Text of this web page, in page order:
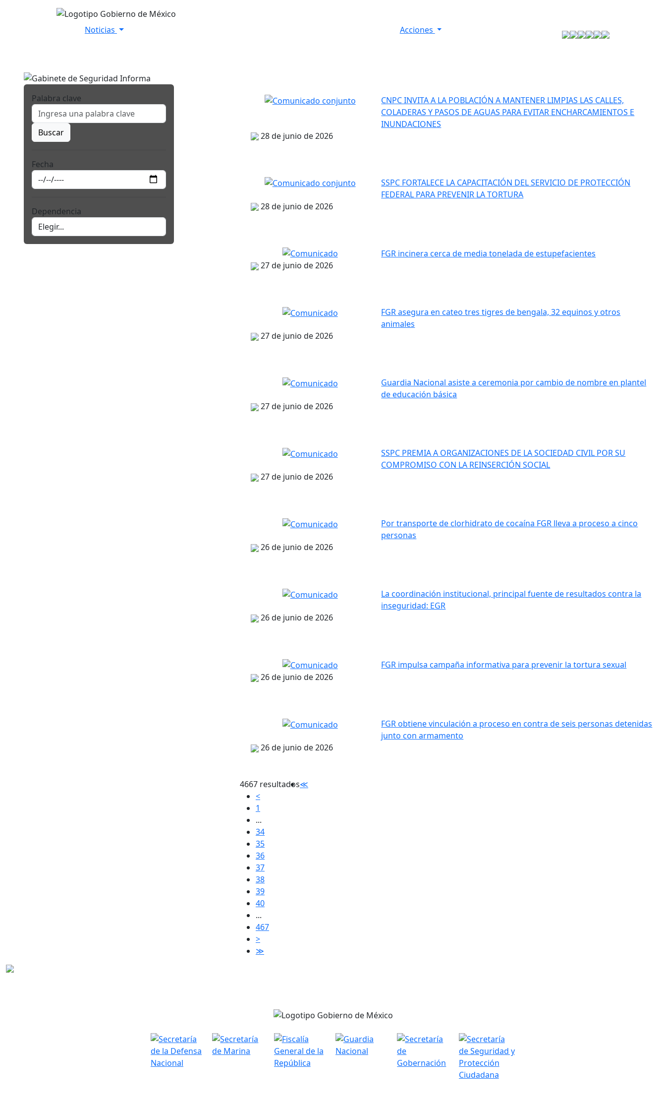
Noticias Acciones
Palabra clave
Buscar
Fecha
Dependencia
CNPC INVITA A LA POBLACIÓN A MANTENER LIMPIAS LAS CALLES,
COLADERAS Y PASOS DE AGUAS PARA EVITAR ENCHARCAMIENTOS E
INUNDACIONES
28 de junio de 2026
SSPC FORTALECE LA CAPACITACIÓN DEL SERVICIO DE PROTECCIÓN
FEDERAL PARA PREVENIR LA TORTURA
28 de junio de 2026
FGR incinera cerca de media tonelada de estupefacientes
27 de junio de 2026
FGR asegura en cateo tres tigres de bengala, 32 equinos y otros
animales
27 de junio de 2026
Guardia Nacional asiste a ceremonia por cambio de nombre en plantel
de educación básica
27 de junio de 2026
SSPC PREMIA A ORGANIZACIONES DE LA SOCIEDAD CIVIL POR SU
COMPROMISO CON LA REINSERCIÓN SOCIAL
27 de junio de 2026
Por transporte de clorhidrato de cocaína FGR lleva a proceso a cinco
personas
26 de junio de 2026
La coordinación institucional, principal fuente de resultados contra la
inseguridad: EGR
26 de junio de 2026
FGR impulsa campaña informativa para prevenir la tortura sexual
26 de junio de 2026
FGR obtiene vinculación a proceso en contra de seis personas detenidas
junto con armamento
26 de junio de 2026
4667 resultados≪
<
1
...
34
35
36
37
38
39
40
...
467
>
≫